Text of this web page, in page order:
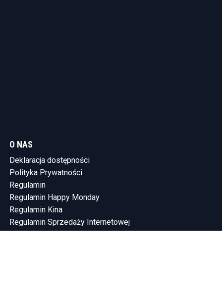
O NAS
Deklaracja dostępności
Polityka Prywatności
Regulamin
Regulamin Happy Monday
Regulamin Kina
Regulamin Sprzedaży Internetowej